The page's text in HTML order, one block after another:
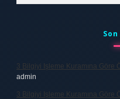
3 Bilgiyi Işleme Kuramına Göre
admin
3 Bilgiyi Işleme Kuramına Göre